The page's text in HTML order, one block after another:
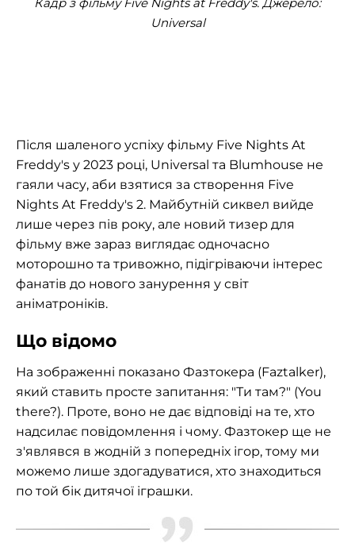
Universal
Після шаленого успіху фільму Five Nights At
Freddy's у 2023 році, Universal та Blumhouse не
гаяли часу, аби взятися за створення Five
Nights At Freddy's 2. Майбутній сиквел вийде
лише через пів року, але новий тизер для
фільму вже зараз виглядає одночасно
моторошно та тривожно, підігріваючи інтерес
фанатів до нового занурення у світ
аніматроніків.
Що відомо
На зображенні показано Фазтокера (Faztalker),
який ставить просте запитання: "Ти там?" (You
there?). Проте, воно не дає відповіді на те, хто
надсилає повідомлення і чому. Фазтокер ще не
з'являвся в жодній з попередніх ігор, тому ми
можемо лише здогадуватися, хто знаходиться
по той бік дитячої іграшки.